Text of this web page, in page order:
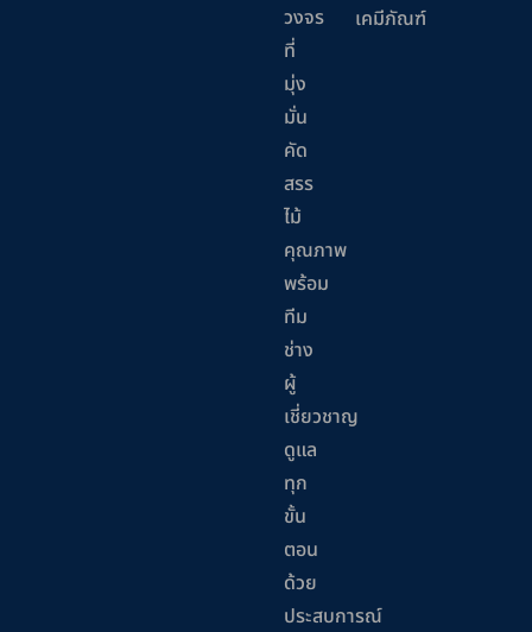
วงจร
ที่
มุ่ง
มั่น
คัด
สรร
ไม้
คุณภาพ
พร้อม
ทีม
ช่าง
ผู้
เชี่ยวชาญ
ดูแล
ทุก
ขั้น
ตอน
ด้วย
ประสบการณ์
เคมีภัณฑ์